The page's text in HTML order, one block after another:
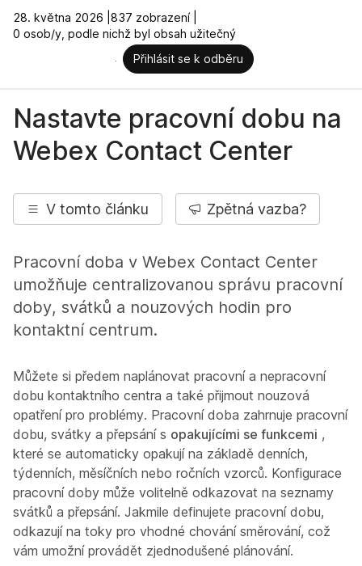
28. května 2026 | 837 zobrazení |
0 osob/y, podle nichž byl obsah užitečný
Přihlásit se k odběru
Nastavte pracovní dobu na
Webex Contact Center
V tomto článku Zpětná vazba?
Pracovní doba v Webex Contact Center
umožňuje centralizovanou správu pracovní
doby, svátků a nouzových hodin pro
kontaktní centrum.
Můžete si předem naplánovat pracovní a nepracovní
dobu kontaktního centra a také přijmout nouzová
opatření pro problémy. Pracovní doba zahrnuje pracovní
dobu, svátky a přepsání s opakujícími se funkcemi ,
které se automaticky opakují na základě denních,
týdenních, měsíčních nebo ročních vzorců. Konfigurace
pracovní doby může volitelně odkazovat na seznamy
svátků a přepsání. Jakmile definujete pracovní dobu,
odkazují na toky pro vhodné chování směrování, což
vám umožní provádět zjednodušené plánování.